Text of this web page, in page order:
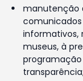
manutenção
informativos,
museus, à
transparência;